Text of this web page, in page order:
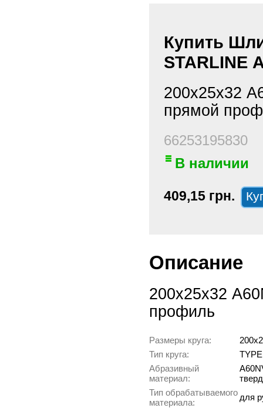
Купить
STARLINE
200х25х32
прямой
66253195830
В наличии
409,15 грн.
Описание
200х25х32
профиль
Размеры круга:
Тип круга:
Абразивный
материал:
Тип обрабатываемого
материала:
для